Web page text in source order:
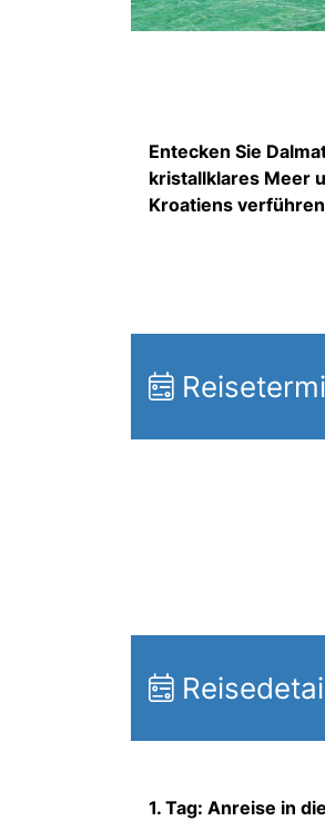
Entecken Sie
kristallklares Meer
Kroatiens
1. Tag: Anreise in